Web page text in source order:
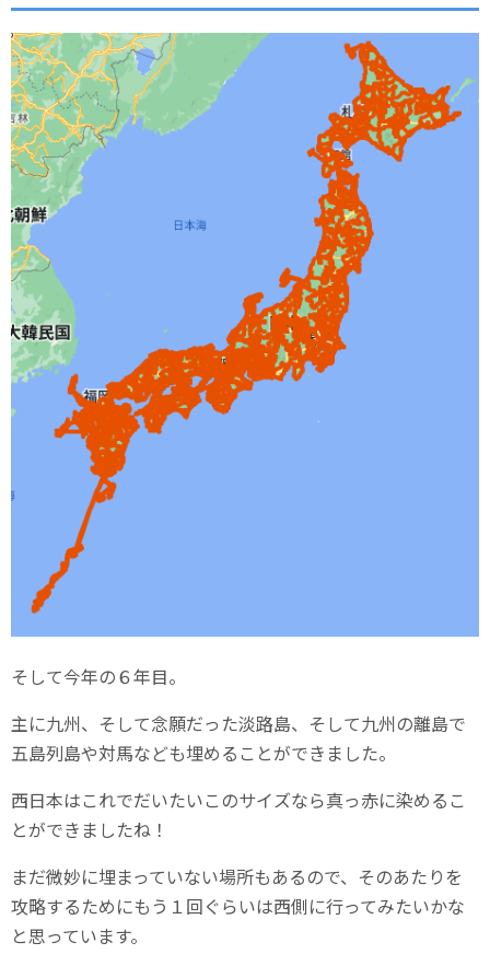
そして今年の６年目。
主に九州、そして念願だった淡路島、そして九州の離島で
五島列島や対馬なども埋めることができました。
西日本はこれでだいたいこのサイズなら真っ赤に染めるこ
とができましたね！
まだ微妙に埋まっていない場所もあるので、そのあたりを
攻略するためにもう１回ぐらいは西側に行ってみたいかな
と思っています。